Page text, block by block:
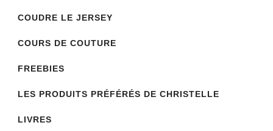
COUDRE LE JERSEY
COURS DE COUTURE
FREEBIES
LES PRODUITS PRÉFÉRÉS DE CHRISTELLE
LIVRES